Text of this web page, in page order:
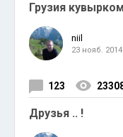
Грузия
niil
23 нояб. 2014
123
Друзья .. !